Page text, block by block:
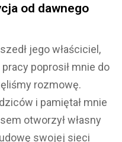
od dawnego
jego właściciel,
poprosił mnie do
rozmowę.
i pamiętał mnie
otworzył własny
swojej sieci